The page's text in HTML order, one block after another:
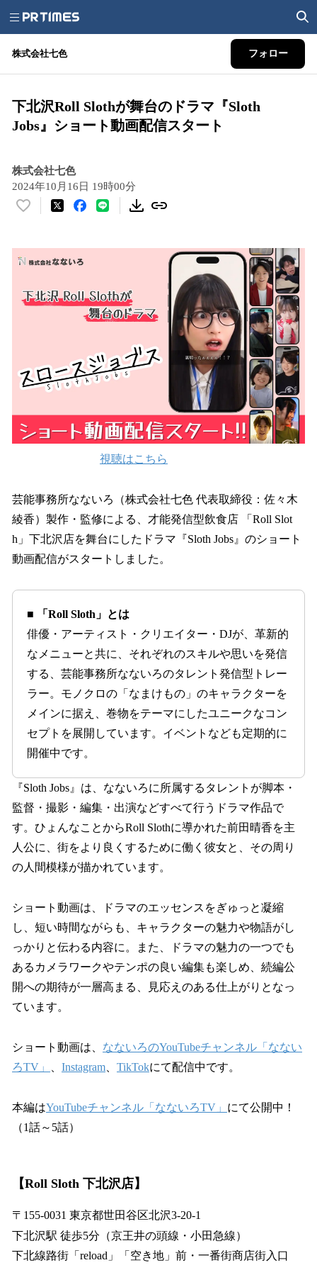
株式会社七色 フォロー
下北沢Roll Slothが舞台のドラマ『Sloth
Jobs』ショート動画配信スタート
株式会社七色
2024年10月16日 19時00分
い
！
読
で
す
視聴はこちら
芸能事務所なないろ（株式会社七色 代表取締役：佐々木
綾香）製作・監修による、才能発信型飲食店 「Roll Slot
h」下北沢店を舞台にしたドラマ『Sloth Jobs』のショート
動画配信がスタートしました。
■ 「Roll Sloth」とは
俳優・アーティスト・クリエイター・DJが、革新的
なメニューと共に、それぞれのスキルや思いを発信
する、芸能事務所なないろのタレント発信型トレー
ラー。モノクロの「なまけもの」のキャラクターを
メインに据え、巻物をテーマにしたユニークなコン
セプトを展開しています。イベントなども定期的に
開催中です。
『Sloth Jobs』は、なないろに所属するタレントが脚本・
監督・撮影・編集・出演などすべて行うドラマ作品で
す。ひょんなことからRoll Slothに導かれた前田晴香を主
人公に、街をより良くするために働く彼女と、その周り
の人間模様が描かれています。
ショート動画は、ドラマのエッセンスをぎゅっと凝縮
し、短い時間ながらも、キャラクターの魅力や物語がし
っかりと伝わる内容に。また、ドラマの魅力の一つでも
あるカメラワークやテンポの良い編集も楽しめ、続編公
開への期待が一層高まる、見応えのある仕上がりとなっ
ています。
ショート動画は、 なないろのYouTubeチャンネル「なない
ろTV」
Instagram TikTokにて配信中です。
本編はYouTubeチャンネル「なないろTV」 にて公開中！
（1話～5話）
【Roll Sloth 下北沢店】
〒155-0031 東京都世田谷区北沢3-20-1
下北沢駅 徒歩5分（京王井の頭線・小田急線）
下北線路街「reload」「空き地」前・一番街商店街入口